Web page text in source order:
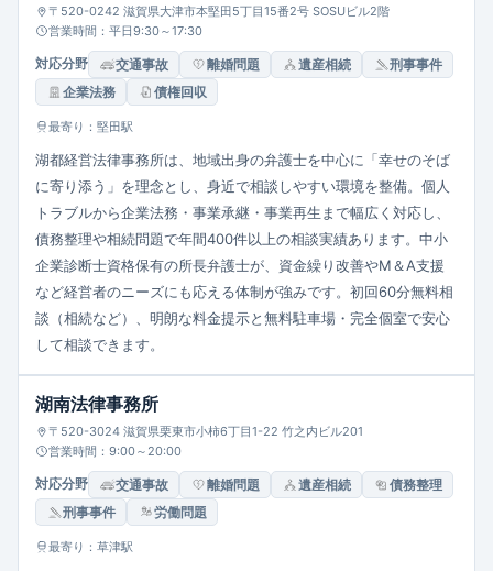
〒520-0242 滋賀県大津市本堅田5丁目15番2号 SOSUビル2階
営業時間：平日9:30～17:30
対応分野 交通事故 離婚問題 遺産相続
刑事事件
企業法務
債権回収
最寄り：堅田駅
湖都経営法律事務所は、地域出身の弁護士を中心に「幸せのそば
に寄り添う」を理念とし、身近で相談しやすい環境を整備。個人
トラブルから企業法務・事業承継・事業再生まで幅広く対応し、
債務整理や相続問題で年間400件以上の相談実績あります。中小
企業診断士資格保有の所長弁護士が、資金繰り改善やM＆A支援
など経営者のニーズにも応える体制が強みです。初回60分無料相
談（相続など）、明朗な料金提示と無料駐車場・完全個室で安心
して相談できます。
湖南法律事務所
〒520-3024 滋賀県栗東市小柿6丁目1-22 竹之内ビル201
営業時間：9:00～20:00
対応分野 交通事故 離婚問題 遺産相続
債務整理
刑事事件
労働問題
最寄り：草津駅